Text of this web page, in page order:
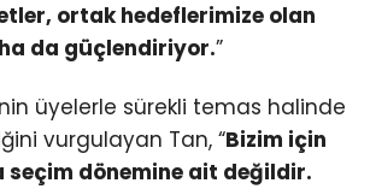
ortak hedeflerimize olan
da güçlendiriyor.”
üyelerle sürekli temas halinde
vurgulayan Tan, “Bizim için
seçim dönemine ait değildir.